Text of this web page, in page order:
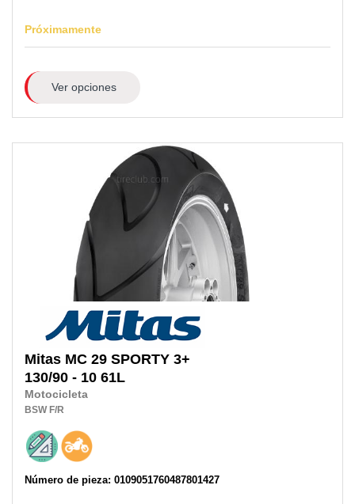
Próximamente
Ver opciones
Mitas MC 29 SPORTY 3+
130/90 - 10 61L
Motocicleta
BSW F/R
Número de pieza: 0109051760487801427